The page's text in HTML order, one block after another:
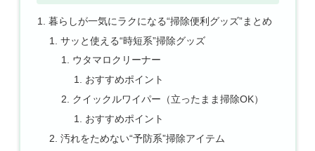
暮らしが一気にラクになる“掃除便利グッズ”まとめ
サッと使える“時短系”掃除グッズ
ウタマロクリーナー
おすすめポイント
クイックルワイパー（立ったまま掃除OK）
おすすめポイント
汚れをためない“予防系”掃除アイテム